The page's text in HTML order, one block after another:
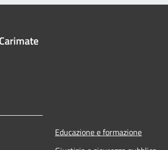
Educazione e formazione